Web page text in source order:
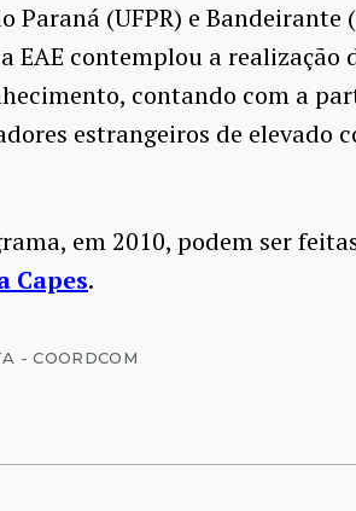
Paraná (UFPR) e Bandeirante
EAE contemplou a realização
contando com a
estrangeiros de elevado
em 2010, podem ser
Capes.
- COORDCOM